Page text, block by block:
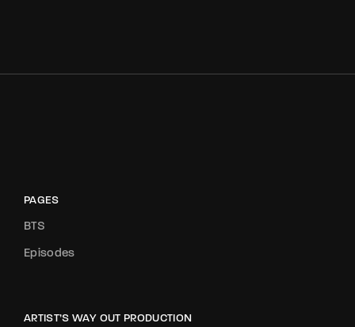
PAGES
BTS
Episodes
ARTIST’S WAY OUT PRODUCTION